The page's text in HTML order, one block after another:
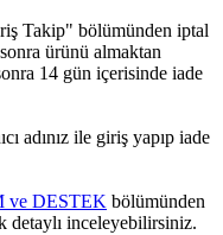
Takip" bölümünden iptal
ürünü almaktan
14 gün içerisinde iade
adınız ile giriş yapıp iade
ve DESTEK bölümünden
detaylı inceleyebilirsiniz.